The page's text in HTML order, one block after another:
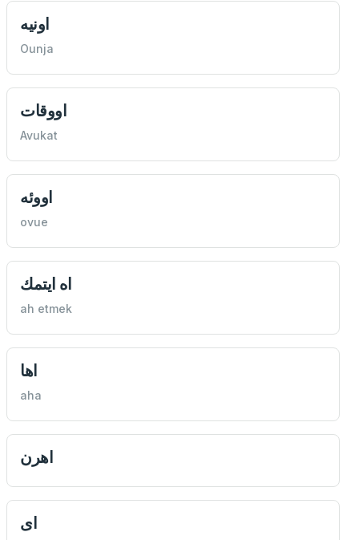
اونيه
Ounja
اووقات
Avukat
اووئه
ovue
اه ايتمك
ah etmek
اها
aha
اهرن
ای